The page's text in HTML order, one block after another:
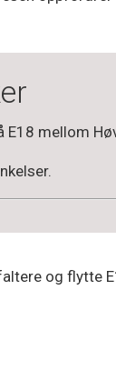
mellom
og flytte